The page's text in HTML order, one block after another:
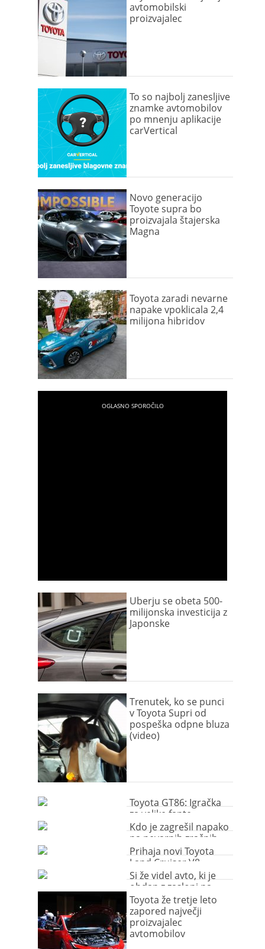
avtomobilski
proizvajalec
To so najbolj zanesljive
znamke avtomobilov
po mnenju aplikacije
carVertical
Novo generacijo
Toyote supra bo
proizvajala štajerska
Magna
Toyota zaradi nevarne
napake vpoklicala 2,4
milijona hibridov
Uberju se obeta 500-
milijonska investicija z
Japonske
Trenutek, ko se punci
v Toyota Supri od
pospeška odpne bluza
(video)
Toyota GT86: Igračka
za velike fante
Kdo je zagrešil napako
na nevarnih zračnih
blazinah?
Prihaja novi Toyota
Land Cruiser V8
Si že videl avto, ki je
obdan z zasloni na
dotik?
Toyota že tretje leto
zapored največji
proizvajalec
avtomobilov